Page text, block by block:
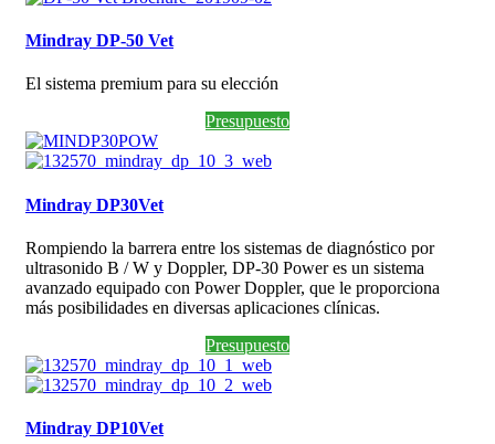
Mindray DP-50 Vet
El sistema premium para su elección
Presupuesto
Mindray DP30Vet
Rompiendo la barrera entre los sistemas de diagnóstico por
ultrasonido B / W y Doppler, DP-30 Power es un sistema
avanzado equipado con Power Doppler, que le proporciona
más posibilidades en diversas aplicaciones clínicas.
Presupuesto
Mindray DP10Vet